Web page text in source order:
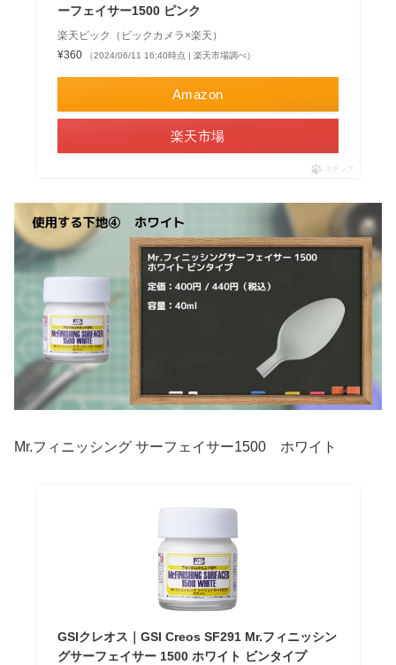
ーフェイサー1500 ピンク
楽天ビック（ビックカメラ×楽天）
¥360
（2024/06/11 16:40時点 | 楽天市場調べ）
Amazon
楽天市場
ポチップ
Mr.フィニッシング サーフェイサー1500 ホワイト
GSIクレオス｜GSI Creos SF291 Mr.フィニッシン
グサーフェイサー 1500 ホワイト ビンタイプ